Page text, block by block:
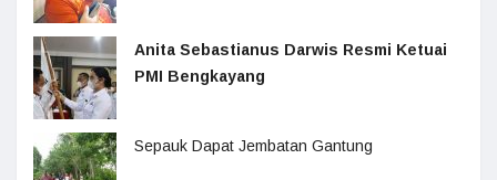
Anita Sebastianus Darwis Resmi Ketuai
PMI Bengkayang
Sepauk Dapat Jembatan Gantung